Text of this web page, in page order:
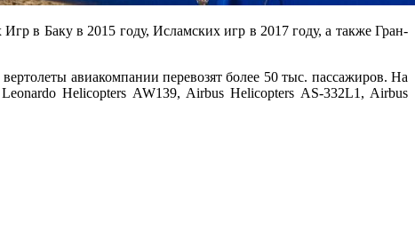
в Баку в 2015 году, Исламских игр в 2017 году, а также Гран-
авиакомпании перевозят более 50 тыс. пассажиров. На
Helicopters AW139, Airbus Helicopters AS-332L1, Airbus